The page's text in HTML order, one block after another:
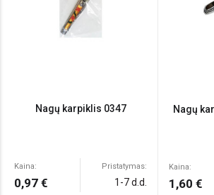
Nagų karpiklis 0347
Kaina:
0,97 €
Pristatymas:
1-7 d.d.
Nagų
Kaina:
1,60 €